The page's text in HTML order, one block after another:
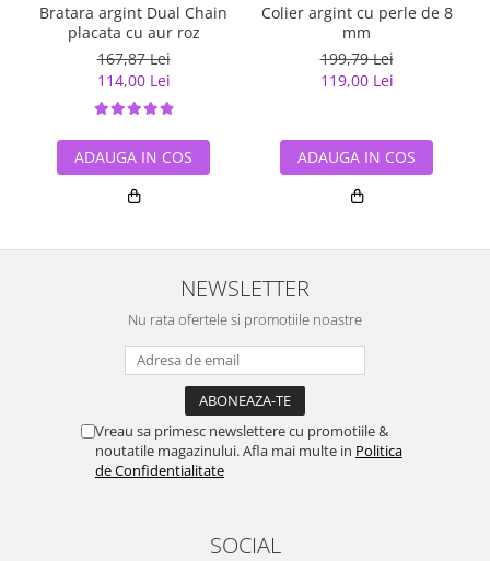
Bratara argint Dual Chain
placata cu aur roz
167,87 Lei
114,00 Lei
ADAUGA IN COS
Colier argint cu perle de 8
mm
199,79 Lei
119,00 Lei
ADAUGA IN COS
NEWSLETTER
Nu rata ofertele si promotiile noastre
Vreau sa primesc newslettere cu promotiile &
noutatile magazinului. Afla mai multe in Politica
de Confidentialitate
SOCIAL